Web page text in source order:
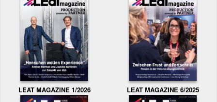
LEAT MAGAZINE 1/2026 LEAT MAGAZINE 6/2025